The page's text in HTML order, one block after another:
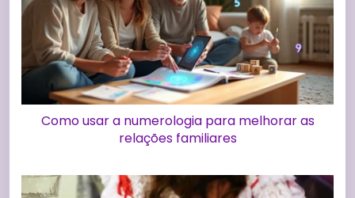
Como usar a numerologia para melhorar as
relações familiares